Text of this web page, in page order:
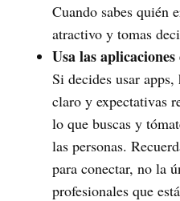
Cuando sabes quién
atractivo y tomas
Usa las
Si decides usar
claro y expectativas
lo que buscas y
las personas.
para conectar, no la
profesionales que